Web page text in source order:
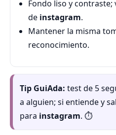
Fondo liso y
de instagram.
Mantener la misma
reconocimiento.
Tip GuiAda: test de 5
a alguien; si entiende y
para instagram. ⏱️